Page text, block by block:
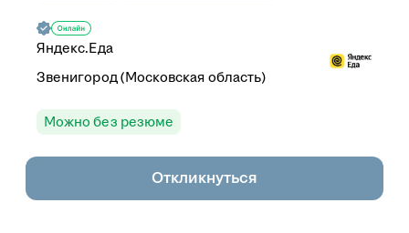
Яндекс.Еда
Звенигород (Московская область)
Можно без резюме
Откликнуться